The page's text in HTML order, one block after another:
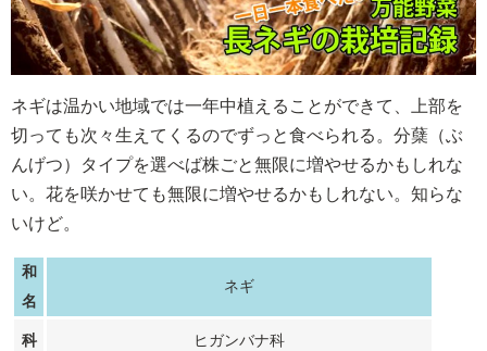
ネギは温かい地域では一年中植えることができて、上部を
切っても次々生えてくるのでずっと食べられる。分蘖（ぶ
んげつ）タイプを選べば株ごと無限に増やせるかもしれな
い。花を咲かせても無限に増やせるかもしれない。知らな
いけど。
和
名
ネギ
科 ヒガンバナ科